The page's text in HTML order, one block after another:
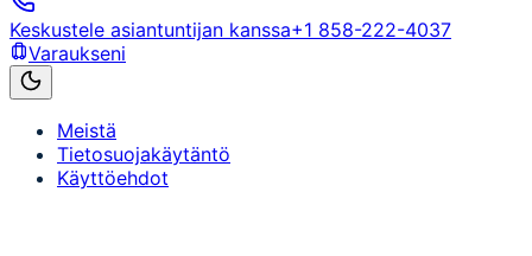
Keskustele asiantuntijan kanssa+1 858-222-4037
Varaukseni
Meistä
Tietosuojakäytäntö
Käyttöehdot